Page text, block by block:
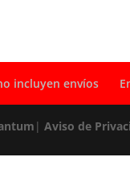
incluyen envíos
|Aviso de